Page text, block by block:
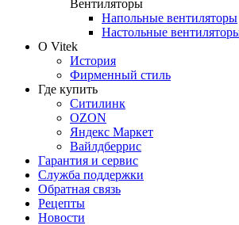
Вентиляторы
Напольные вентиляторы
Настольные
О Vitek
История
Фирменный стиль
Где купить
Ситилинк
OZON
Яндекс Маркет
Вайлдберрис
Гарантия и сервис
Служба поддержки
Обратная связь
Рецепты
Новости